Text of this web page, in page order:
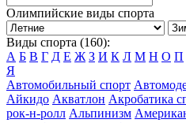
Олимпийские виды спорта
Виды спорта (160):
А Б В Г Д Е Ж З И К Л М Н О П
Я
Автомобильный спорт
Айкидо Акватлон Акробатика
рок-н-ролл Альпинизм